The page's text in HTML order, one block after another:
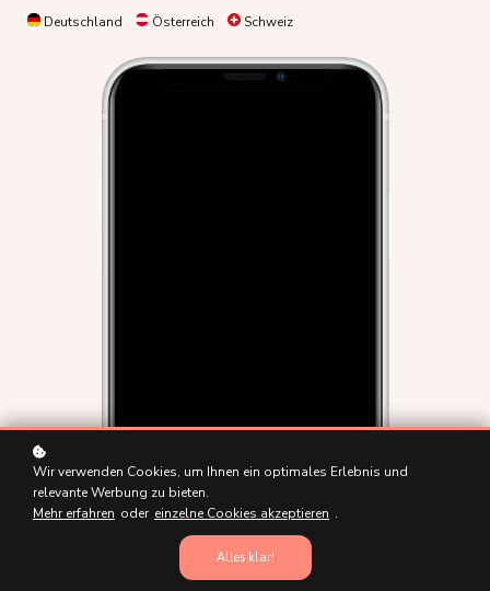
Deutschland Österreich Schweiz
Wir verwenden Cookies, um Ihnen ein optimales Erlebnis und
relevante Werbung zu bieten.
Mehr erfahren oder einzelne Cookies akzeptieren .
Alles klar!